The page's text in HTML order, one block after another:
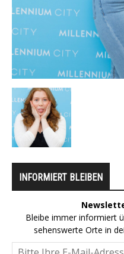
INFORMIERT BLEIBEN
Bleibe immer informiert
sehenswerte Orte in